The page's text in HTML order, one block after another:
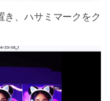
、ハサミマークをク